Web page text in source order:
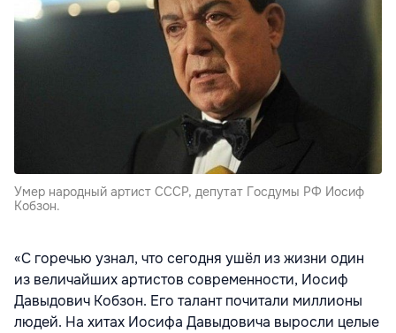
Умер народный артист СССР, депутат Госдумы РФ Иосиф
Кобзон.
«С горечью узнал, что сегодня ушёл из жизни один
из величайших артистов современности, Иосиф
Давыдович Кобзон. Его талант почитали миллионы
людей. На хитах Иосифа Давыдовича выросли целые